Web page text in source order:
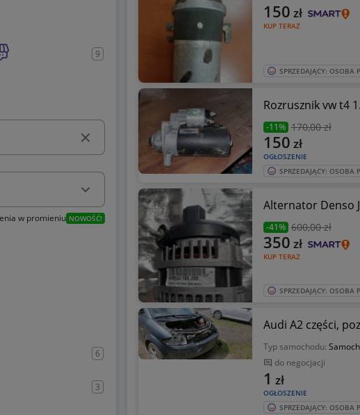
9
w promieniu NOWOŚĆ!
6
3
KUP TERAZ
150 zł
SPRZEDAJĄCY: OSOBA
Rozrusznik vw t4
-11% 170,00 zł
OGŁOSZENIE
150 zł
SPRZEDAJĄCY: OSOBA
Alternator Denso
-41% 600,00 zł
KUP TERAZ
350 zł
SPRZEDAJĄCY: OSOBA
Audi A2 części,
Typ samochodu:
do negocjacji
OGŁOSZENIE
1 zł
SPRZEDAJĄCY: OSOBA